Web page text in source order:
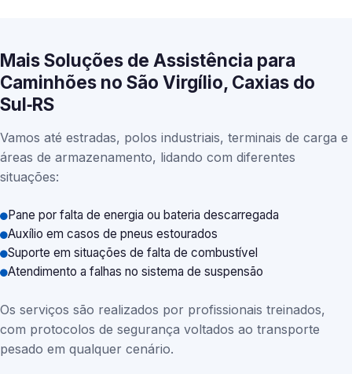
Mais Soluções de Assistência para
Caminhões no São Virgílio, Caxias do
Sul‑RS
Vamos até estradas, polos industriais, terminais de carga e
áreas de armazenamento, lidando com diferentes
situações:
Pane por falta de energia ou bateria descarregada
Auxílio em casos de pneus estourados
Suporte em situações de falta de combustível
Atendimento a falhas no sistema de suspensão
Os serviços são realizados por profissionais treinados,
com protocolos de segurança voltados ao transporte
pesado em qualquer cenário.